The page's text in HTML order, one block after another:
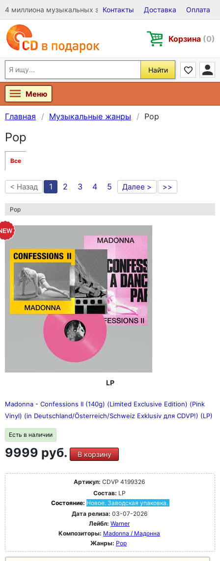
4 миллиона музыкальных записей на Виниле, CD и DVD
Контакты Доставка Оплата
Корзина (0)
Найти
Меню
Главная Музыкальные жанры Pop
Pop
Все
< Назад 1 2 3 4 5 Далее > >>
Pop
LP
Madonna - Confessions II (140g) (Limited Exclusive Edition) (Pink
Vinyl) (in Deutschland/Österreich/Schweiz Exklusiv для CDVP!) (LP)
Есть в наличии
9999 руб. В корзину
Артикул: CDVP 4199326
Состав: LP
Состояние: Новое. Заводская упаковка.
Дата релиза: 03-07-2026
Лейбл: Warner
Композиторы: Madonna / Мадонна
Жанры: Pop